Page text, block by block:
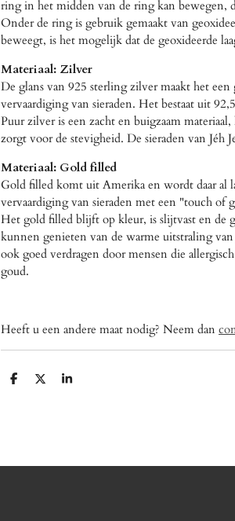
ring in het midden van de ring kan bewegen,
Onder de ring is gebruik gemaakt van
beweegt, is het mogelijk dat de geoxideerde
Materiaal: Zilver
De glans van 925 sterling zilver maakt het
vervaardiging van sieraden. Het bestaat uit
Puur zilver is een zacht en buigzaam
zorgt voor de stevigheid. De sieraden van Jéh
Materiaal: Gold filled
Gold filled komt uit Amerika en wordt daar al
vervaardiging van sieraden met een "touch of
Het gold filled blijft op kleur, is slijtvast en de
kunnen genieten van de warme uitstraling
ook goed verdragen door mensen die
goud.
Heeft u een andere maat nodig? Neem dan
D
D
S